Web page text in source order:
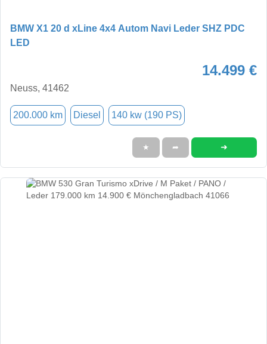
BMW X1 20 d xLine 4x4 Autom Navi Leder SHZ PDC
LED
14.499 €
Neuss, 41462
200.000 km Diesel 140 kw (190 PS)
★ ➦ ➜